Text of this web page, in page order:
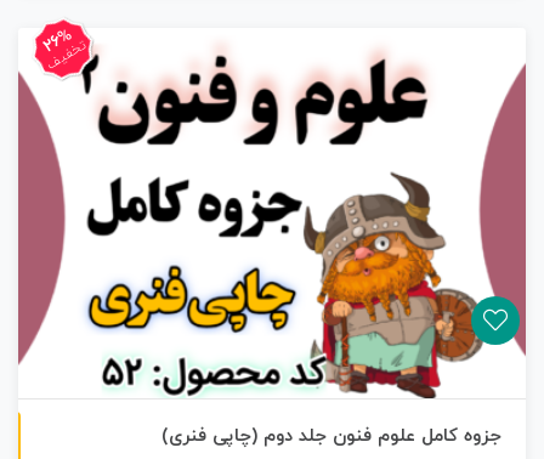
26%
تخفیف
جزوه کامل علوم فنون جلد دوم (چاپی فنری)